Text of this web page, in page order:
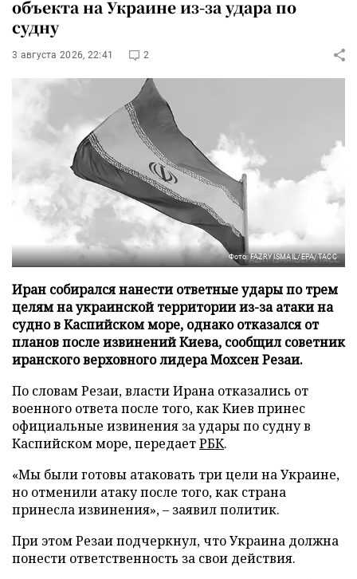
объекта на Украине из-за удара по
судну
3 августа 2026, 22:41 2
Фото: FAZRY ISMAIL/EPA/ТАСС
Иран собирался нанести ответные удары по трем
целям на украинской территории из-за атаки на
судно в Каспийском море, однако отказался от
планов после извинений Киева, сообщил советник
иранского верховного лидера Мохсен Резаи.
По словам Резаи, власти Ирана отказались от
военного ответа после того, как Киев принес
официальные извинения за удары по судну в
Каспийском море, передаетРБК.
«Мы были готовы атаковать три цели на Украине,
но отменили атаку после того, как страна
принесла извинения», – заявил политик.
При этом Резаи подчеркнул, что Украина должна
понести ответственность за свои действия.